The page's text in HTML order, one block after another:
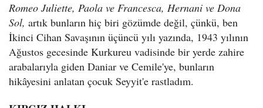
Romeo Juliette, Paola ve Francesca, Hernani ve Dona
Sol, artık bunların hiç biri gözümde değil, çünkü, ben
İkinci Cihan Savaşının üçüncü yılı yazında, 1943 yılının
Ağustos gecesinde Kurkureu vadisinde bir yerde zahire
arabalarıyla giden Daniar ve Cemile'ye, bunların
hikâyesini anlatan çocuk Seyyit'e rastladım.